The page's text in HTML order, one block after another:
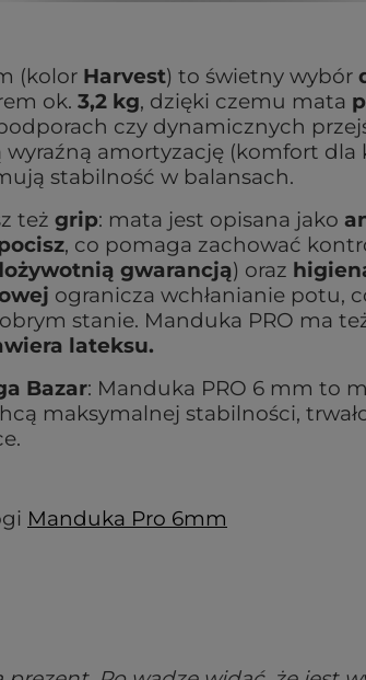
(kolor Harvest) to świetny wybór
ok. 3,2 kg, dzięki czemu mata
czy dynamicznych
wyraźną amortyzację (komfort dla
stabilność w balansach.
też grip: mata jest opisana jako
, co pomaga zachować
gwarancją) oraz
ogranicza wchłanianie potu,
stanie. Manduka PRO ma
lateksu.
Bazar: Manduka PRO 6 mm to
maksymalnej stabilności,
Manduka Pro 6mm